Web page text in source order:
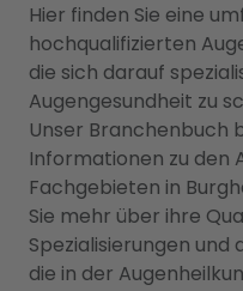
Hier finden Sie eine
hochqualifizierten
die sich darauf
Augengesundheit zu
Unser Branchenbuch
Informationen zu den
Fachgebieten in
Sie mehr über ihre
Spezialisierungen und
die in der